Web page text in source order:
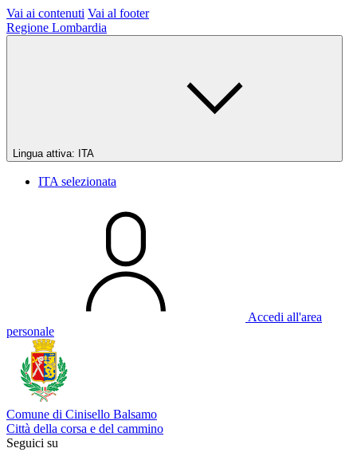
Vai ai contenuti Vai al footer
Regione Lombardia
Lingua attiva: ITA
ITA selezionata
Accedi all'area
personale
Comune di Cinisello Balsamo
Città della corsa e del cammino
Seguici su